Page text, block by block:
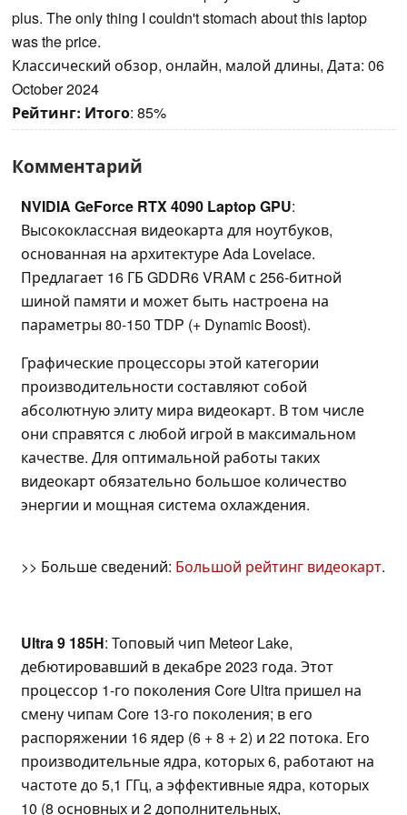
plus. The only thing I couldn't stomach about this laptop
was the price.
Классический обзор, онлайн, малой длины, Дата: 06
October 2024
Рейтинг: Итого: 85%
Комментарий
NVIDIA GeForce RTX 4090 Laptop GPU:
Высококлассная видеокарта для ноутбуков,
основанная на архитектуре Ada Lovelace.
Предлагает 16 ГБ GDDR6 VRAM с 256-битной
шиной памяти и может быть настроена на
параметры 80-150 TDP (+ Dynamic Boost).
Графические процессоры этой категории
производительности составляют собой
абсолютную элиту мира видеокарт. В том числе
они справятся с любой игрой в максимальном
качестве. Для оптимальной работы таких
видеокарт обязательно большое количество
энергии и мощная система охлаждения.
>> Больше сведений: Большой рейтинг видеокарт.
Ultra 9 185H: Топовый чип Meteor Lake,
дебютировавший в декабре 2023 года. Этот
процессор 1-го поколения Core Ultra пришел на
смену чипам Core 13-го поколения; в его
распоряжении 16 ядер (6 + 8 + 2) и 22 потока. Его
производительные ядра, которых 6, работают на
частоте до 5,1 ГГц, а эффективные ядра, которых
10 (8 основных и 2 дополнительных,